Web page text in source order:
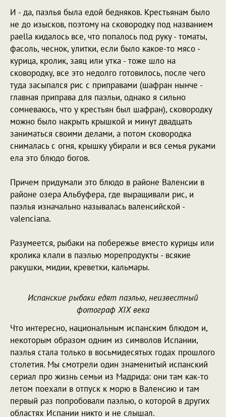
И - да, паэлья была едой бедняков. Крестьянам было
не до изысков, поэтому на сковородку под названием
paella кидалось все, что попалось под руку - томаты,
фасоль, чеснок, улитки, если было какое-то мясо -
курица, кролик, заяц или утка - тоже шло на
сковородку, все это недолго готовилось, после чего
туда засыпался рис с приправами (шафран нынче -
главная приправа для паэльи, однако я сильно
сомневаюсь, что у крестьян был шафран), сковородку
можно было накрыть крышкой и минут двадцать
заниматься своими делами, а потом сковородка
снималась с огня, крышку убирали и вся семья руками
ела это блюдо богов.
Причем придумали это блюдо в районе Валенсии в
районе озера Альбуфера, где выращивали рис, и
паэлья изначально называлась валенсийской -
valenciana.
Разумеется, рыбаки на побережье вместо курицы или
кролика клали в паэлью морепродукты - всякие
ракушки, мидии, креветки, кальмары.
Испанские рыбаки едят паэлью, неизвестный
фотограф XIX века
Что интересно, национальным испанским блюдом и,
некоторым образом одним из символов Испании,
паэлья стала только в восьмидесятых годах прошлого
столетия. Мы смотрели один знаменитый испанский
сериал про жизнь семьи из Мадрида: они там как-то
летом поехали в отпуск к морю в Валенсию и там
первый раз попробовали паэлью, о которой в других
областях Испании никто и не слышал.